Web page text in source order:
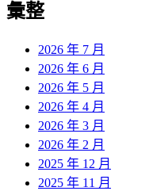
彙整
2026 年 7 月
2026 年 6 月
2026 年 5 月
2026 年 4 月
2026 年 3 月
2026 年 2 月
2025 年 12 月
2025 年 11 月